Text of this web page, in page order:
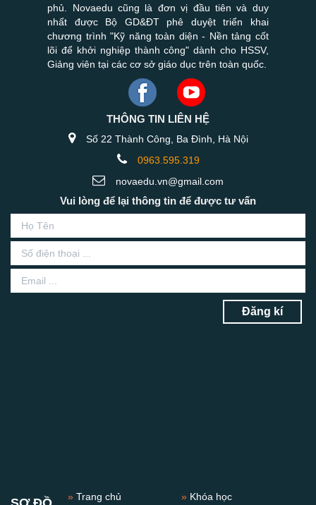
phủ. Novaedu cũng là đơn vị đầu tiên và duy
nhất được Bộ GD&ĐT phê duyệt triển khai
chương trình "Kỹ năng toàn diện - Nền tảng cốt
lõi để khởi nghiệp thành công" dành cho HSSV,
Giảng viên tại các cơ sở giáo dục trên toàn quốc.
THÔNG TIN LIÊN HỆ
Số 22 Thành Công, Ba Đình, Hà Nội
0963.595.319
novaedu.vn@gmail.com
Vui lòng để lại thông tin để được tư vấn
Đăng kí
»Trang chủ » Khóa học